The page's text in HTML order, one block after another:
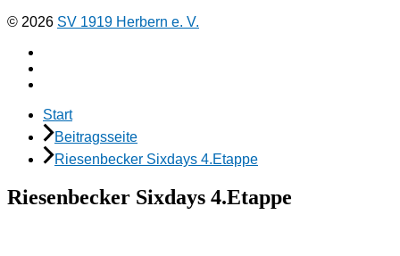
© 2026 SV 1919 Herbern e. V.
Start
Beitragsseite
Riesenbecker Sixdays 4.Etappe
Riesenbecker Sixdays 4.Etappe